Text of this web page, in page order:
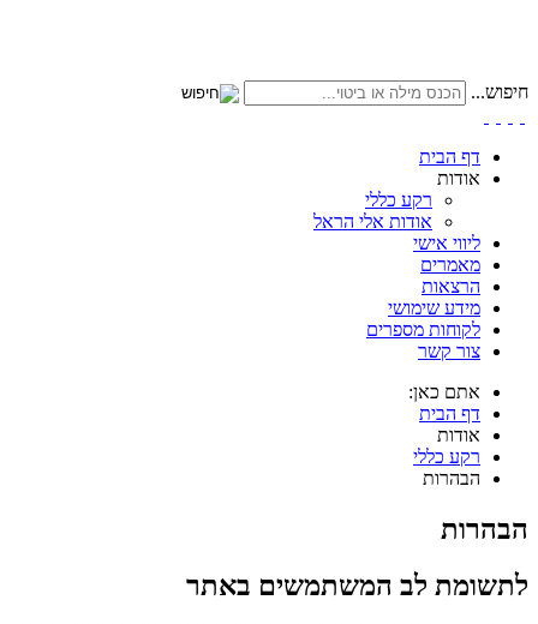
חיפוש...
דף הבית
אודות
רקע כללי
אודות אלי הראל
ליווי אישי
מאמרים
הרצאות
מידע שימושי
לקוחות מספרים
צור קשר
אתם כאן:
דף הבית
אודות
רקע כללי
הבהרות
הבהרות
לתשומת לב המשתמשים באתר